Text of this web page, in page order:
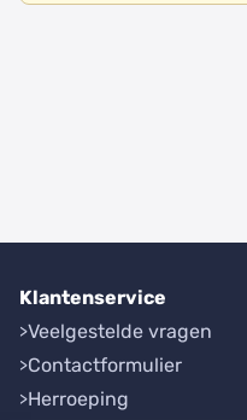
Klantenservice
Veelgestelde vragen
Contactformulier
Herroeping